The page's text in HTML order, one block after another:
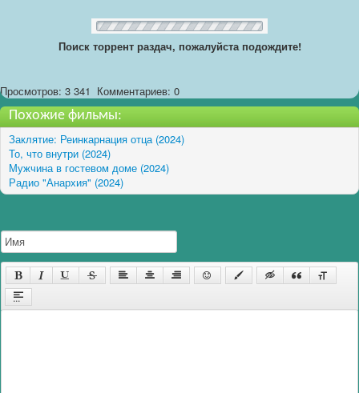
Поиск торрент раздач, пожалуйста подождите!
Просмотров: 3 341 Комментариев: 0
Похожие фильмы:
Заклятие: Реинкарнация отца (2024)
То, что внутри (2024)
Мужчина в гостевом доме (2024)
Радио "Анархия" (2024)